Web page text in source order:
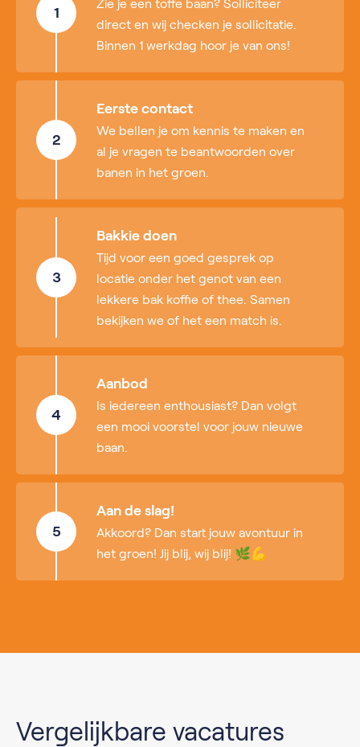
1
Zie je een toffe baan? Solliciteer
direct en wij checken je sollicitatie.
Binnen 1 werkdag hoor je van ons!
2
Eerste contact
We bellen je om kennis te maken en
al je vragen te beantwoorden over
banen in het groen.
3
Bakkie doen
Tijd voor een goed gesprek op
locatie onder het genot van een
lekkere bak koffie of thee. Samen
bekijken we of het een match is.
4
Aanbod
Is iedereen enthousiast? Dan volgt
een mooi voorstel voor jouw nieuwe
baan.
5
Aan de slag!
Akkoord? Dan start jouw avontuur in
het groen! Jij blij, wij blij! 🌿💪
Vergelijkbare vacatures